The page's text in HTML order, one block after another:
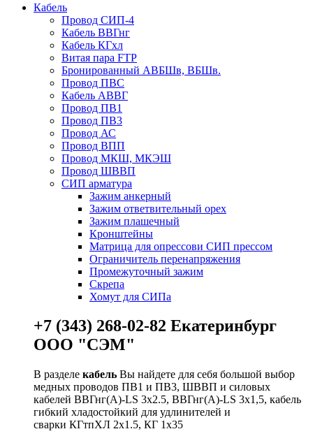
Кабель
Провод СИП-4
Кабель ВВГнг
Кабель КГхл
Витая пара FTP
Бронированный АВБШв, ВБШв.
Провод ПВС
Кабель АВВГ
Провод ПВ1
Провод ПВ3
Провод АС
Провод ВПП
Провод МКШ, МКЭШ
Провод ШВВП
СИП арматура
Зажим анкерный
Зажим ответвительный орех
Зажим плашечный
Кронштейны
Матрица для опрессови СИП прессом
Ограничитель перенапряжения
Промежуточный зажим
Скрепа
Хомут для СИПа
+7 (343) 268-02-82 Екатеринбург
ООО "СЭМ"
В разделе кабель Вы найдете для себя большой выбор
медных проводов ПВ1 и ПВ3, ШВВП и силовых
кабелей ВВГнг(A)-LS 3х2.5, ВВГнг(A)-LS 3х1,5, кабель
гибкий хладостойкий для удлинителей и
сварки КГтпХЛ 2х1.5, КГ 1х35